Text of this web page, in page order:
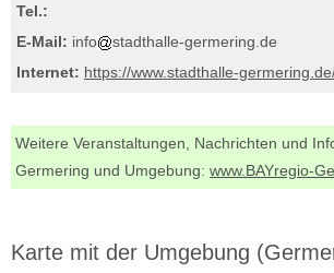
Tel.:
E-Mail: info
stadthalle-germering.de
Internet: https://www.stadthalle-
Weitere Veranstaltungen, Nachrichten und
Germering und Umgebung: www.BAYregio-
Karte mit der Umgebung